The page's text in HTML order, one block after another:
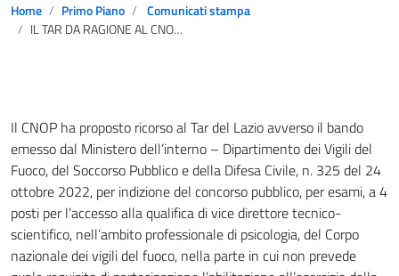
Home Primo Piano
Comunicati stampa
IL TAR DA RAGIONE AL CNOP: I FUTURI DIRIGENTI PSICOLOGI DEI VIGILI DEL FUOCO SARANNO ISCRITTI ALL’ORDINE
Il CNOP ha proposto ricorso al Tar del Lazio avverso il bando
emesso dal Ministero dell’interno – Dipartimento dei Vigili del
Fuoco, del Soccorso Pubblico e della Difesa Civile, n. 325 del 24
ottobre 2022, per indizione del concorso pubblico, per esami, a 4
posti per l’accesso alla qualifica di vice direttore tecnico-
scientifico, nell’ambito professionale di psicologia, del Corpo
nazionale dei vigili del fuoco, nella parte in cui non prevede